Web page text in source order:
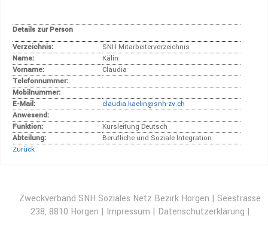
Details zur Person
Verzeichnis:
SNH Mitarbeiterverzeichnis
Name:
Kälin
Vorname:
Claudia
Telefonnummer:
Mobilnummer:
E-Mail:
claudia.kaelin@snh-zv.ch
Anwesend:
Funktion:
Kursleitung Deutsch
Abteilung:
Berufliche und Soziale Integration
Zurück
Zweckverband SNH Soziales Netz Bezirk Horgen | Seestrasse
238, 8810 Horgen | Impressum | Datenschutzerklärung |